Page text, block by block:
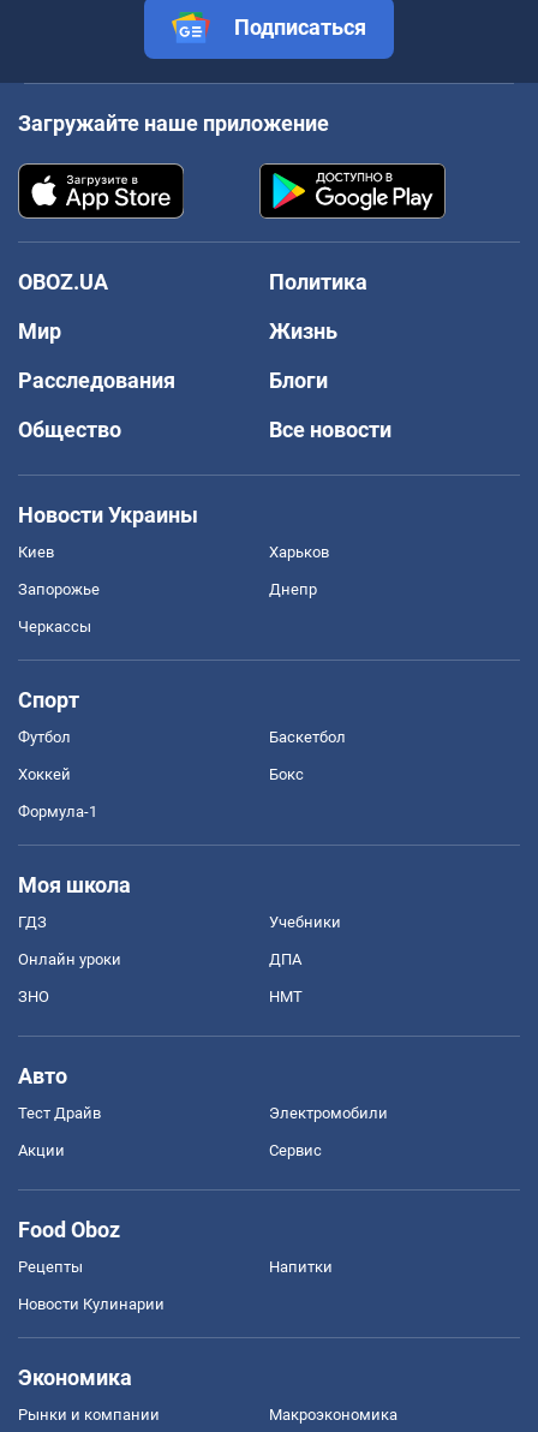
Подписаться
Загружайте наше приложение
OBOZ.UA
Политика
Мир
Жизнь
Расследования
Блоги
Общество
Все новости
Новости Украины
Киев Харьков
Запорожье Днепр
Черкассы
Спорт
Футбол Баскетбол
Хоккей Бокс
Формула-1
Моя школа
ГДЗ Учебники
Онлайн уроки ДПА
ЗНО НМТ
Авто
Тест Драйв Электромобили
Акции Сервис
Food Oboz
Рецепты Напитки
Новости Кулинарии
Экономика
Рынки и компании Mакроэкономика